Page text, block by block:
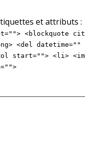
et attributs :
<blockquote
<del
start=""> <li>